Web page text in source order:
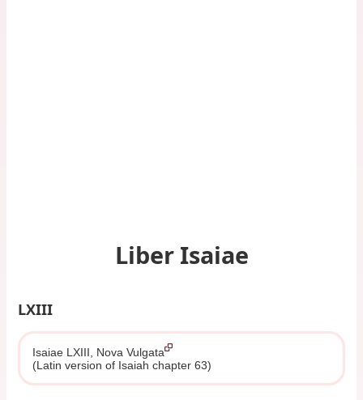
Liber Isaiae
LXIII
Isaiae LXIII, Nova Vulgata
(Latin version of Isaiah chapter 63)